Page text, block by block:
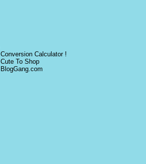
Conversion Calculator !
Cute To Shop
BlogGang.com